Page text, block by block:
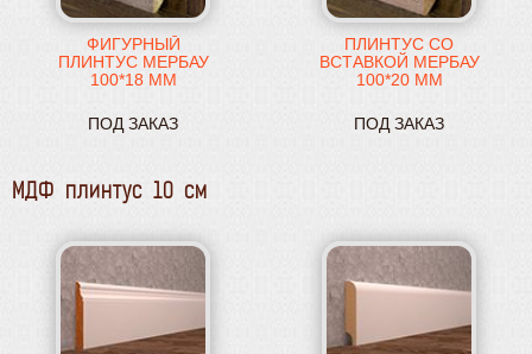
ФИГУРНЫЙ
ПЛИНТУС МЕРБАУ
100*18 ММ
ПОД ЗАКАЗ
ПЛИНТУС СО
ВСТАВКОЙ МЕРБАУ
100*20 ММ
ПОД ЗАКАЗ
МДФ плинтус 10 см